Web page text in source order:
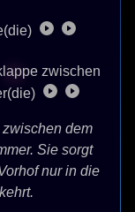
zwischen
dem
Sie sorgt
nur in die